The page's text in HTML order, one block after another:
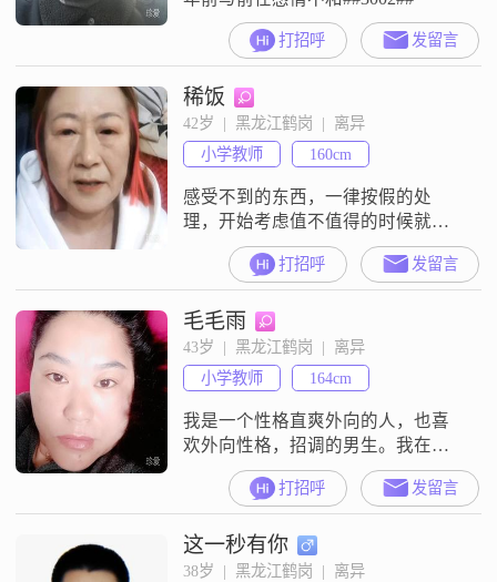
打招呼 发留言
稀饭
42岁  |  黑龙江鹤岗  |  离异
小学教师
160cm
感受不到的东西，一律按假的处
理，开始考虑值不值得的时候就是
不值得，可有可无的东西一律可无
##3002##
打招呼 发留言
毛毛雨
43岁  |  黑龙江鹤岗  |  离异
小学教师
164cm
我是一个性格直爽外向的人，也喜
欢外向性格，招调的男生。我在意
两个人性格是否合拍，就是希望生
活中不管经济如何，但是不要吵架
或是少吵架，过日子心情好就是最
主要的，感情随缘，宁可享有缺失
的遗憾，也不愿将就
打招呼 发留言
这一秒有你
38岁  |  黑龙江鹤岗  |  离异